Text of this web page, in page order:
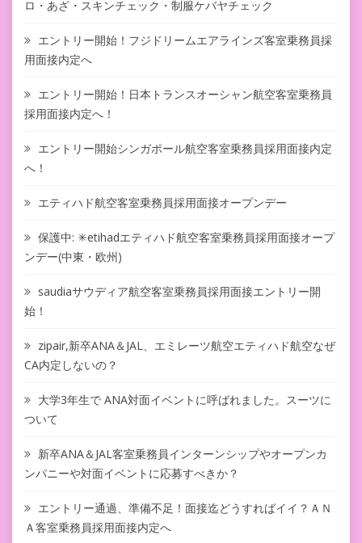
ロ・あざ・スキンチェック・制服ケバヤチェック
エントリー開始！フジドリームエアラインズ客室乗務員採
用面接内定へ
エントリー開始！日本トランスオーシャン航空客室乗務員
採用面接内定へ！
エントリー開始シンガポール航空客室乗務員採用面接内定
へ！
エティハド航空客室乗務員採用面接オープンデー
保護中: ✳︎etihadエティハド航空客室乗務員採用面接オープ
ンデー(中東・欧州)
saudiaサウディア航空客室乗務員採用面接エントリー開
始！
zipair,新卒ANA＆JAL、エミレーツ航空エティハド航空なぜ
CA内定しないの？
大学3年生で ANA対面イベントに呼ばれました。スーツに
ついて
新卒ANA＆JAL客室乗務員インターンシップやオープンカ
ンパニーや対面イベントに応募すべきか？
エントリー通過、準備不足！面接迄どうすればイイ？ＡＮ
Ａ客室乗務員採用面接内定へ